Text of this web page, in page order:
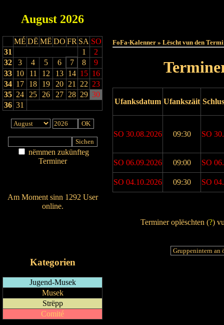
August 2026
MÉ DË MË DO FR SA SO
31
1
2
32
3 4 5 6 7 8
9
33 10 11 12 13 14 15 16
34 17 18 19 20 21 22 23
35 24 25 26 27 28 29 30
36 31
nëmmen zukünfteg
Terminer
Am Moment sinn 1292 User
online.
Kategorien
Jugend-Musek
Musek
Strëpp
Comité
FoFa-Kalenner » Lëscht vun den
Ufanksdatum Ufankszäit
SO 30.08.2026 09:30 SO
SO 06.09.2026 09:00 SO
SO 04.10.2026 09:30 SO
Terminer oplëschten (?)